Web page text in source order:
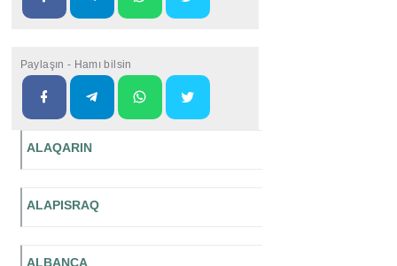
Paylaşın - Hamı bilsin
ALAQARIN
ALAPISRAQ
ALBANCA